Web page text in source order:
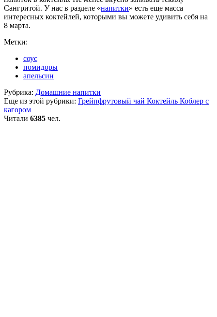
Сангритой. У нас в разделе «напитки» есть еще масса
интересных коктейлей, которыми вы можете удивить себя на
8 марта.
Метки:
соус
помидоры
апельсин
Рубрика: Домашние напитки
Еще из этой рубрики: Грейпфрутовый чай Коктейль Коблер с
кагором
Читали 6385 чел.